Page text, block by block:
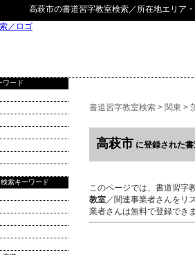
高萩市の書道習字教室検索／所在地エリア
書道習字教室検索 > 関東 >
高萩市 に登録された
このページでは、書道習字
教室／関連事業者さんをリ
業者さんは無料で登録でき
ワード
索キーワード